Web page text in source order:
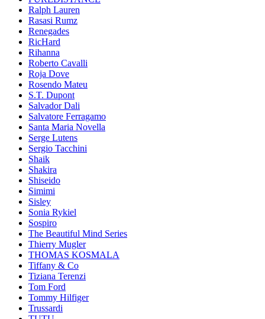
Ralph Lauren
Rasasi Rumz
Renegades
RicHard
Rihanna
Roberto Cavalli
Roja Dove
Rosendo Mateu
S.T. Dupont
Salvador Dali
Salvatore Ferragamo
Santa Maria Novella
Serge Lutens
Sergio Tacchini
Shaik
Shakira
Shiseido
Simimi
Sisley
Sonia Rykiel
Sospiro
The Beautiful Mind Series
Thierry Mugler
THOMAS KOSMALA
Tiffany & Co
Tiziana Terenzi
Tom Ford
Tommy Hilfiger
Trussardi